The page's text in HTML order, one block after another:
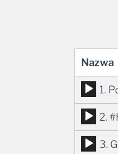
Nazwa
plików
1.
plików
2.
3.